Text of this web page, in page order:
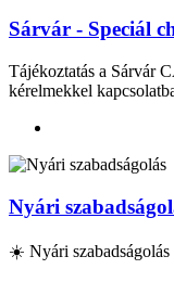
Sárvár - Speciál
Tájékoztatás a Sárvár
kérelmekkel
Nyári
☀️ Nyári